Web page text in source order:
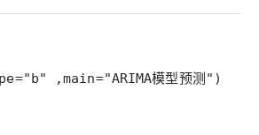
,main="ARIMA模型预测")